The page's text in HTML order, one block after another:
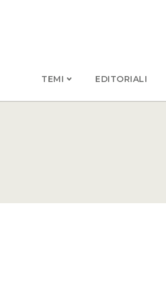
TEMI EDITORIALI